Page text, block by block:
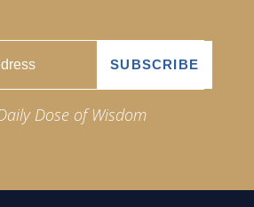
Dose of Wisdom